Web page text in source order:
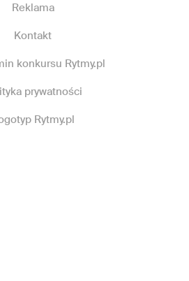
Reklama
Kontakt
konkursu Rytmy.pl
prywatności
Rytmy.pl